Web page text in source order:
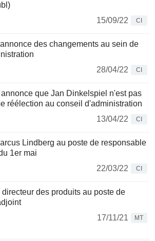
15/09/22
CI
des changements au sein de
28/04/22
CI
que Jan Dinkelspiel n'est pas
réélection au conseil d'administration
13/04/22
CI
Lindberg au poste de responsable
1er mai
22/03/22
CI
des produits au poste de
17/11/21
MT